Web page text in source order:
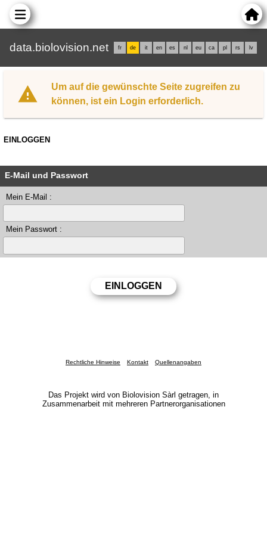
data.biolovision.net fr de it en es nl eu ca pl rs lv
Um auf die gewünschte Seite zugreifen zu
können, ist ein Login erforderlich.
EINLOGGEN
E-Mail und Passwort
Mein E-Mail :
Mein Passwort :
Rechtliche Hinweise Kontakt Quellenangaben
Das Projekt wird von Biolovision Sàrl getragen, in
Zusammenarbeit mit mehreren Partnerorganisationen